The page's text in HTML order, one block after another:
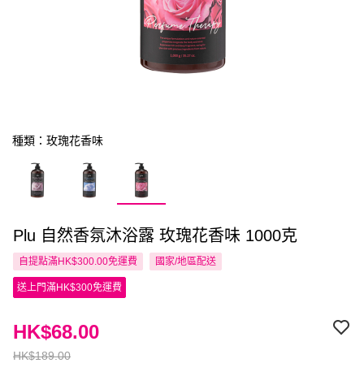
種類：玫瑰花香味
Plu 自然香氛沐浴露 玫瑰花香味 1000克
自提點滿HK$300.00免運費 國家/地區配送
送上門滿HK$300免運費
HK$189.00
HK$68.00